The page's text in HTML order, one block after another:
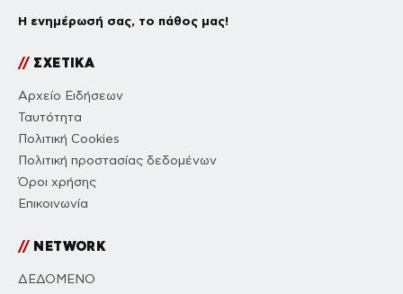
Η ενημέρωσή σας, το πάθος μας!
//ΣΧΕΤΙΚΑ
Αρχείο Ειδήσεων
Ταυτότητα
Πολιτική Cookies
Πολιτική προστασίας δεδομένων
Όροι χρήσης
Επικοινωνία
//NETWORK
ΔΕΔΟΜΕΝΟ